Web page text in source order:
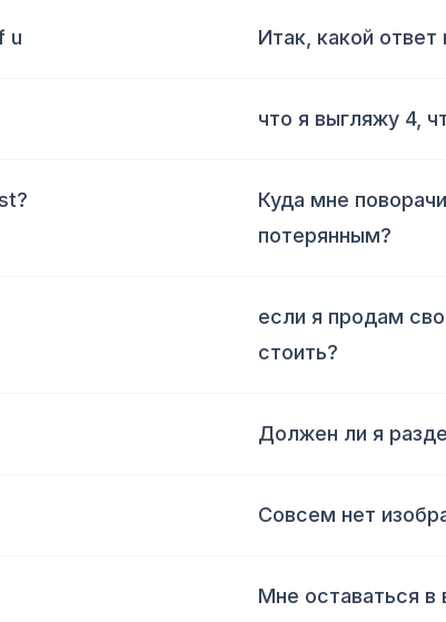
u Итак, какой
что я выгляжу 4,
Куда мне
потерянным?
если я продам
стоить?
Должен ли я
Совсем нет
Мне оставаться в